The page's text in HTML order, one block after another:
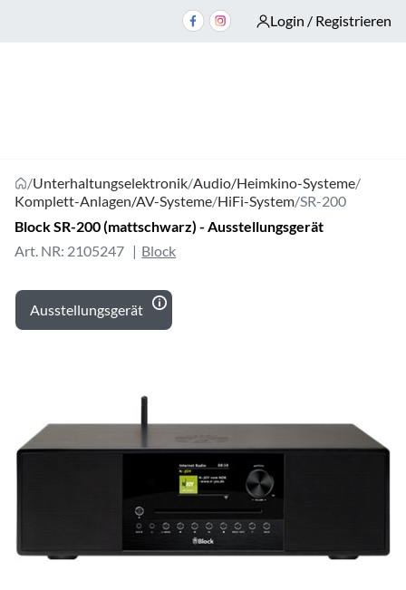
Login / Registrieren
/Unterhaltungselektronik/Audio/Heimkino-Systeme/
Komplett-Anlagen/AV-Systeme/HiFi-System/SR-200
Block SR-200 (mattschwarz) - Ausstellungsgerät
Art. NR: 2105247
Block
Ausstellungsgerät